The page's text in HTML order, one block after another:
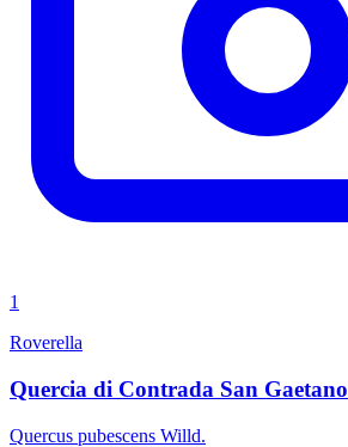
1
Roverella
Quercia di Contrada San Gaetano
Quercus pubescens Willd.